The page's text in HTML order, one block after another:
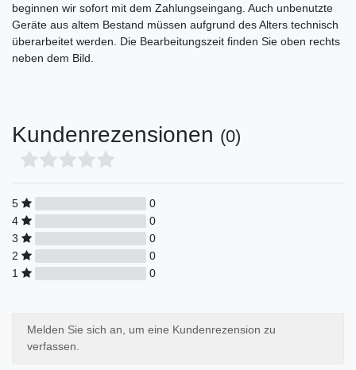
beginnen wir sofort mit dem Zahlungseingang. Auch unbenutzte
Geräte aus altem Bestand müssen aufgrund des Alters technisch
überarbeitet werden. Die Bearbeitungszeit finden Sie oben rechts
neben dem Bild.
Kundenrezensionen (0)
5
0
4
0
3
0
2
0
1
0
Melden Sie sich an, um eine Kundenrezension zu
verfassen.